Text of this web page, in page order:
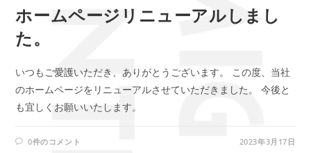
ホームページリニューアルしまし
た。
いつもご愛護いただき、ありがとうございます。 この度、当社
のホームページをリニューアルさせていただきました。 今後と
も宜しくお願いいたします。
0件のコメント 2023年3月17日